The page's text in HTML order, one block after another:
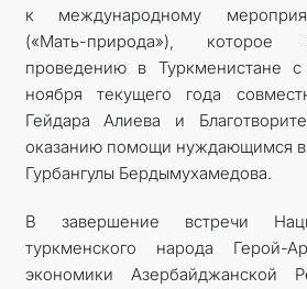
к международному
(«Мать-природа»), которое
проведению в Туркменистане
ноября текущего года
Гейдара Алиева и
оказанию помощи нуждающимся
Гурбангулы Бердымухамедова.
В завершение встречи
туркменского народа Герой-
экономики Азербайджанской